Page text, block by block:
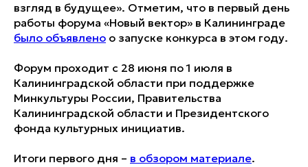
взгляд в будущее». Отметим, что в первый день
работы форума «Новый вектор» в Калининграде
было объявлено о запуске конкурса в этом году.
Форум проходит с 28 июня по 1 июля в
Калининградской области при поддержке
Минкультуры России, Правительства
Калининградской области и Президентского
фонда культурных инициатив.
Итоги первого дня – в обзором материале.